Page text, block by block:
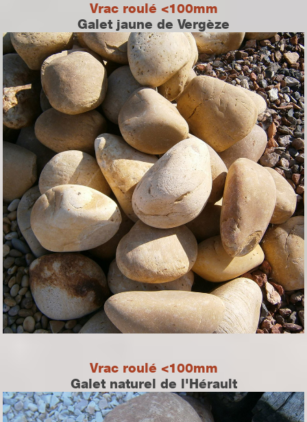
Vrac roulé <100mm
Galet jaune de Vergèze
Vrac roulé <100mm
Galet naturel de l'Hérault